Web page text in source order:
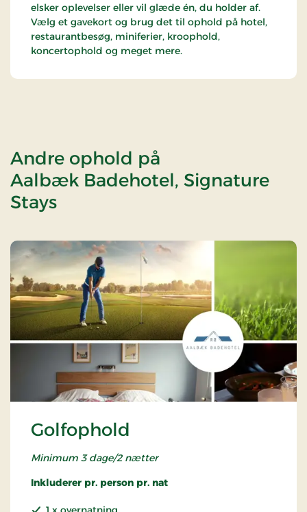
elsker oplevelser eller vil glæde én, du holder af.
Vælg et gavekort og brug det til ophold på hotel,
restaurantbesøg, miniferier, kroophold,
koncertophold og meget mere.
Andre ophold på
Aalbæk Badehotel, Signature
Stays
Golfophold
Minimum 3 dage/2 nætter
Inkluderer pr. person pr. nat